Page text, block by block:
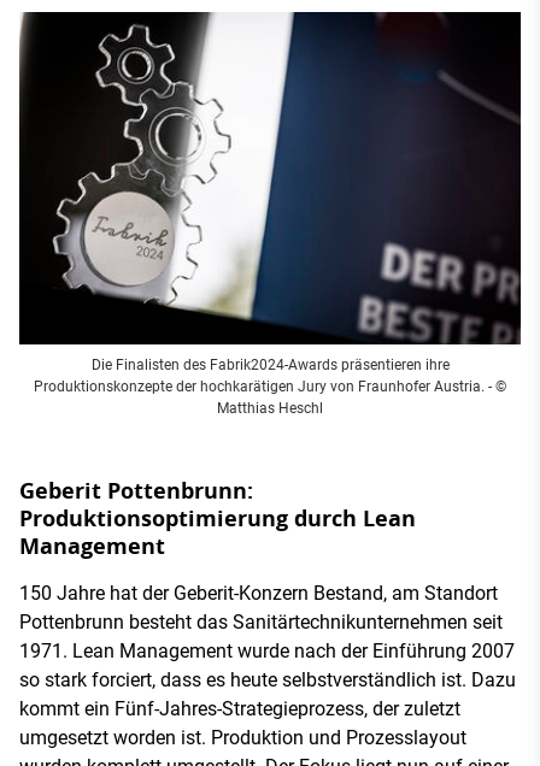
Die Finalisten des Fabrik2024-Awards präsentieren ihre
Produktionskonzepte der hochkarätigen Jury von Fraunhofer Austria. - ©
Matthias Heschl
Geberit Pottenbrunn:
Produktionsoptimierung durch Lean
Management
150 Jahre hat der Geberit-Konzern Bestand, am Standort
Pottenbrunn besteht das Sanitärtechnikunternehmen seit
1971. Lean Management wurde nach der Einführung 2007
so stark forciert, dass es heute selbstverständlich ist. Dazu
kommt ein Fünf-Jahres-Strategieprozess, der zuletzt
umgesetzt worden ist. Produktion und Prozesslayout